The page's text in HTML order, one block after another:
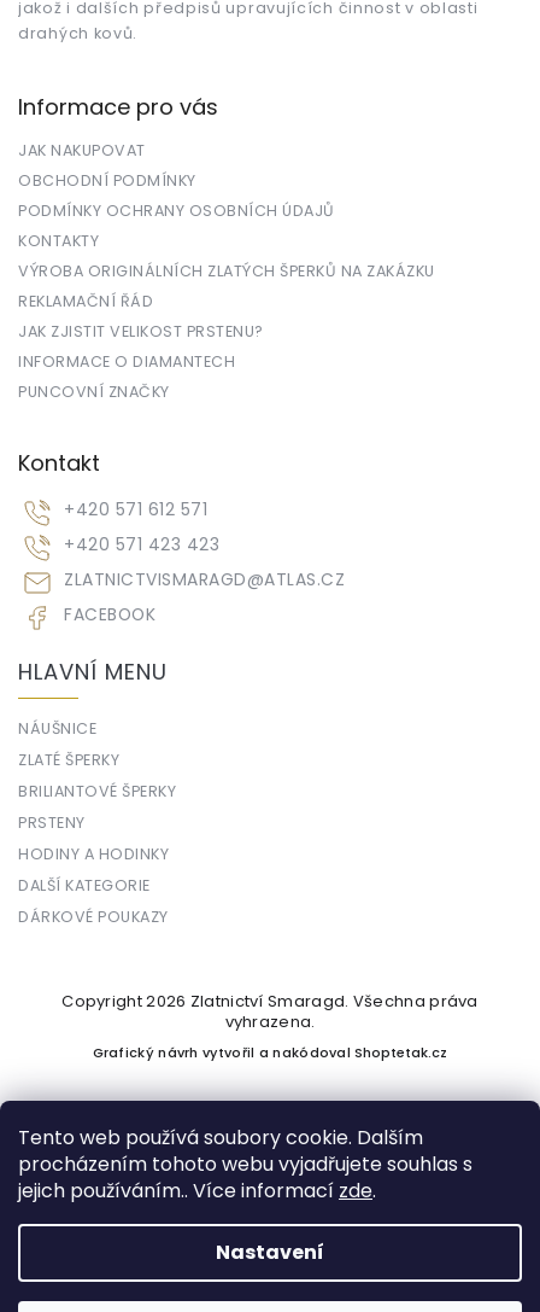
Tento web používá soubory cookie. Dalším
procházením tohoto webu vyjadřujete souhlas s
jejich používáním.. Více informací zde.
Nastavení
jakož i dalších předpisů upravujících činnost v oblasti
drahých kovů.
Informace pro vás
JAK NAKUPOVAT
OBCHODNÍ PODMÍNKY
PODMÍNKY OCHRANY OSOBNÍCH ÚDAJŮ
KONTAKTY
VÝROBA ORIGINÁLNÍCH ZLATÝCH ŠPERKŮ NA ZAKÁZKU
REKLAMAČNÍ ŘÁD
JAK ZJISTIT VELIKOST PRSTENU?
INFORMACE O DIAMANTECH
PUNCOVNÍ ZNAČKY
Kontakt
ZLATNICTVISMARAGD@ATLAS.CZ
+420 571 612 571
+420 571 423 423
FACEBOOK
HLAVNÍ MENU
NÁUŠNICE
ZLATÉ ŠPERKY
BRILIANTOVÉ ŠPERKY
PRSTENY
HODINY A HODINKY
DALŠÍ KATEGORIE
DÁRKOVÉ POUKAZY
Vytvořil Shoptet
Copyright 2026 Zlatnictví Smaragd. Všechna práva
vyhrazena.
Grafický návrh vytvořil a nakódovalShoptetak.cz
Podle zákona o evidenci tržeb je prodávající povinen vystavit
kupujícímu účtenku. Zároveň je povinen zaevidovat přijatou
tržbu u správce daně online; v případě technického výpadku